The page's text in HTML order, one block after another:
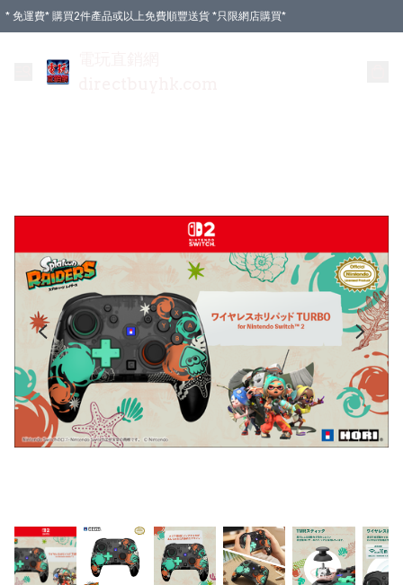
* 免運費* 購買2件產品或以上免費順豐送貨 *只限網店購買*